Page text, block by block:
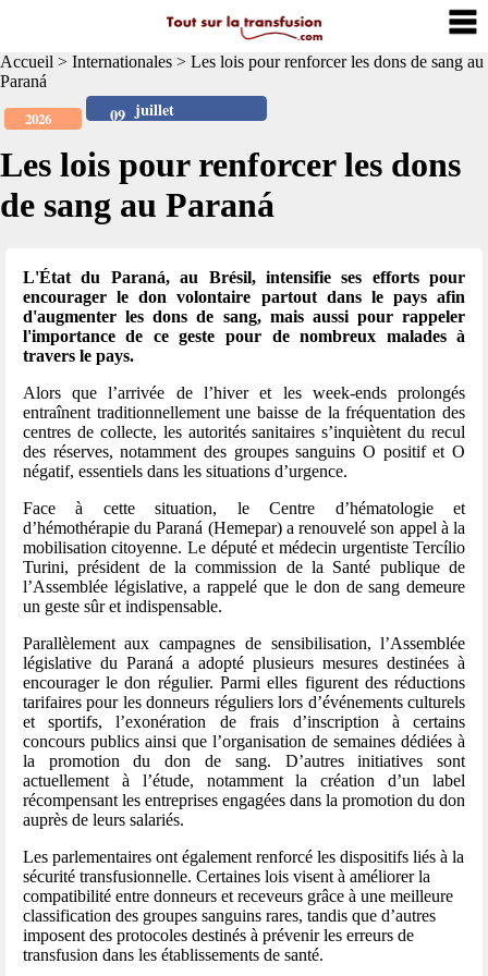
Accueil > Internationales > Les lois pour renforcer les dons de sang au
Paraná
juillet
09
2026
Les lois pour renforcer les dons
de sang au Paraná
L'État du Paraná, au Brésil, intensifie ses efforts pour
encourager le don volontaire partout dans le pays afin
d'augmenter les dons de sang, mais aussi pour rappeler
l'importance de ce geste pour de nombreux malades à
travers le pays.
Alors que l’arrivée de l’hiver et les week-ends prolongés
entraînent traditionnellement une baisse de la fréquentation des
centres de collecte, les autorités sanitaires s’inquiètent du recul
des réserves, notamment des groupes sanguins O positif et O
négatif, essentiels dans les situations d’urgence.
Face à cette situation, le Centre d’hématologie et
d’hémothérapie du Paraná (Hemepar) a renouvelé son appel à la
mobilisation citoyenne. Le député et médecin urgentiste Tercílio
Turini, président de la commission de la Santé publique de
l’Assemblée législative, a rappelé que le don de sang demeure
un geste sûr et indispensable.
Parallèlement aux campagnes de sensibilisation, l’Assemblée
législative du Paraná a adopté plusieurs mesures destinées à
encourager le don régulier. Parmi elles figurent des réductions
tarifaires pour les donneurs réguliers lors d’événements culturels
et sportifs, l’exonération de frais d’inscription à certains
concours publics ainsi que l’organisation de semaines dédiées à
la promotion du don de sang. D’autres initiatives sont
actuellement à l’étude, notamment la création d’un label
récompensant les entreprises engagées dans la promotion du don
auprès de leurs salariés.
Les parlementaires ont également renforcé les dispositifs liés à la
sécurité transfusionnelle. Certaines lois visent à améliorer la
compatibilité entre donneurs et receveurs grâce à une meilleure
classification des groupes sanguins rares, tandis que d’autres
imposent des protocoles destinés à prévenir les erreurs de
transfusion dans les établissements de santé.